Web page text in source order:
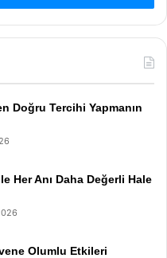
Doğru Tercihi Yapmanın
Her Anı Daha Değerli Hale
Olumlu Etkileri